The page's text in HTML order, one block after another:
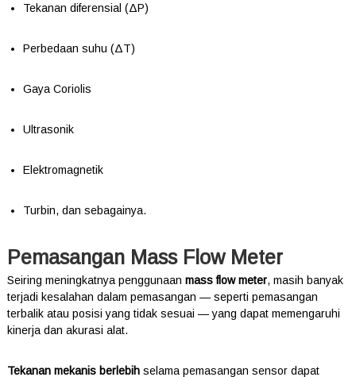
Tekanan diferensial (ΔP)
Perbedaan suhu (ΔT)
Gaya Coriolis
Ultrasonik
Elektromagnetik
Turbin, dan sebagainya.
Pemasangan Mass Flow Meter
Seiring meningkatnya penggunaan mass flow meter, masih banyak
terjadi kesalahan dalam pemasangan — seperti pemasangan
terbalik atau posisi yang tidak sesuai — yang dapat memengaruhi
kinerja dan akurasi alat.
Tekanan mekanis berlebihselama pemasangan sensor dapat